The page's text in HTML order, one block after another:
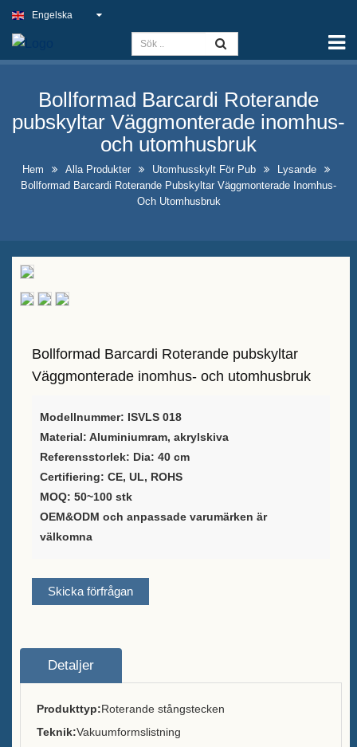
Kapacitet
Slim Light Sign
Utomhusskylt för pub
Inomhusskyltar för företag till
bästa pris
Iögonfallande design av
spritflaskutställning
Leverantör av
vinförpackningslösningar
Anpassad barmenyhållare
Stativ för bord
Ice Bucket
Tillbehör till stånger
Tjänst
Hållbarhet
Engelska
Bollformad Barcardi Roterande
pubskyltar Väggmonterade inomhus-
och utomhusbruk
Hem Alla Produkter Utomhusskylt För Pub
Lysande
Bollformad Barcardi Roterande Pubskyltar Väggmonterade Inomhus-
Och Utomhusbruk
Bollformad Barcardi Roterande pubskyltar
Väggmonterade inomhus- och utomhusbruk
Modellnummer: ISVLS 018
Material: Aluminiumram, akrylskiva
Referensstorlek: Dia: 40 cm
Certifiering: CE, UL, ROHS
MOQ: 50~100 stk
OEM&ODM och anpassade varumärken är
välkomna
Skicka förfrågan
Detaljer
Produkttyp:Roterande stångstecken
Teknik:Vakuumformslistning